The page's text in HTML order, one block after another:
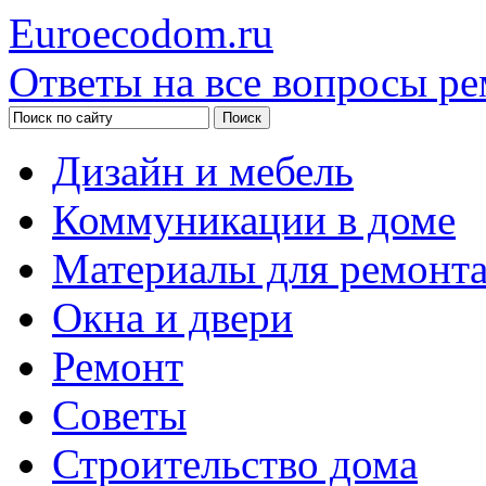
Euroecodom.ru
Ответы на все вопросы
Дизайн и мебель
Коммуникации в доме
Материалы для
Окна и двери
Ремонт
Советы
Строительство дома